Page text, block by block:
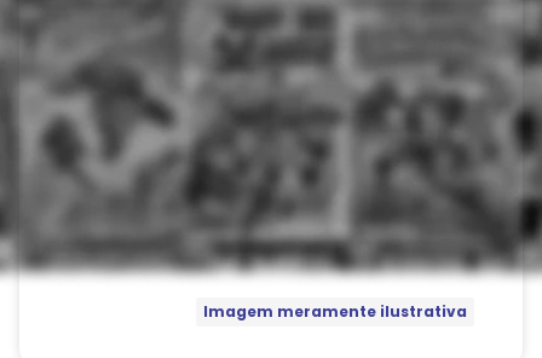
Imagem meramente ilustrativa